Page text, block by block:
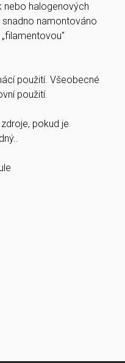
nebo halogenových
snadno namontováno
použití. Všeobecné
použití.
pokud je